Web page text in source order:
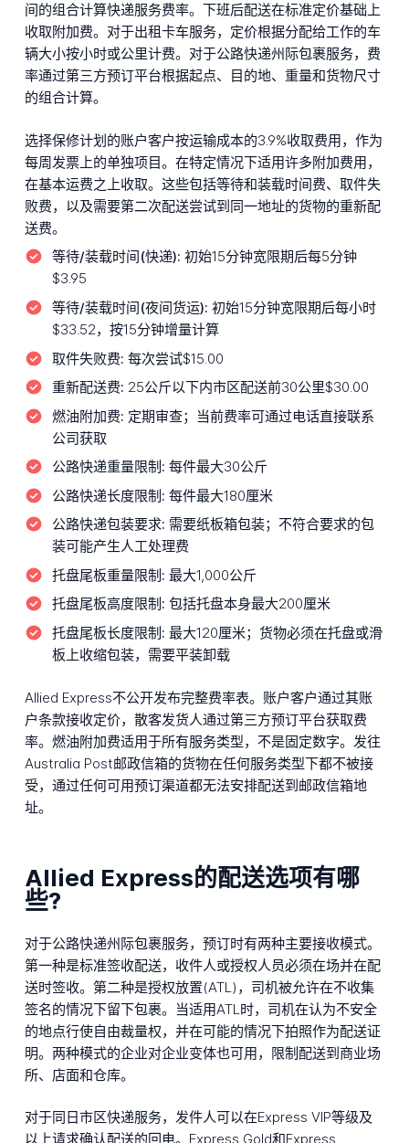
间的组合计算快递服务费率。下班后配送在标准定价基础上
收取附加费。对于出租卡车服务，定价根据分配给工作的车
辆大小按小时或公里计费。对于公路快递州际包裹服务，费
率通过第三方预订平台根据起点、目的地、重量和货物尺寸
的组合计算。
选择保修计划的账户客户按运输成本的3.9%收取费用，作为
每周发票上的单独项目。在特定情况下适用许多附加费用，
在基本运费之上收取。这些包括等待和装载时间费、取件失
败费，以及需要第二次配送尝试到同一地址的货物的重新配
送费。
等待/装载时间(快递): 初始15分钟宽限期后每5分钟
$3.95
等待/装载时间(夜间货运): 初始15分钟宽限期后每小时
$33.52，按15分钟增量计算
取件失败费: 每次尝试$15.00
重新配送费: 25公斤以下内市区配送前30公里$30.00
燃油附加费: 定期审查；当前费率可通过电话直接联系
公司获取
公路快递重量限制: 每件最大30公斤
公路快递长度限制: 每件最大180厘米
公路快递包装要求: 需要纸板箱包装；不符合要求的包
装可能产生人工处理费
托盘尾板重量限制: 最大1,000公斤
托盘尾板高度限制: 包括托盘本身最大200厘米
托盘尾板长度限制: 最大120厘米；货物必须在托盘或滑
板上收缩包装，需要平装卸载
Allied Express不公开发布完整费率表。账户客户通过其账
户条款接收定价，散客发货人通过第三方预订平台获取费
率。燃油附加费适用于所有服务类型，不是固定数字。发往
Australia Post邮政信箱的货物在任何服务类型下都不被接
受，通过任何可用预订渠道都无法安排配送到邮政信箱地
址。
Allied Express的配送选项有哪
些?
对于公路快递州际包裹服务，预订时有两种主要接收模式。
第一种是标准签收配送，收件人或授权人员必须在场并在配
送时签收。第二种是授权放置(ATL)，司机被允许在不收集
签名的情况下留下包裹。当适用ATL时，司机在认为不安全
的地点行使自由裁量权，并在可能的情况下拍照作为配送证
明。两种模式的企业对企业变体也可用，限制配送到商业场
所、店面和仓库。
对于同日市区快递服务，发件人可以在Express VIP等级及
以上请求确认配送的回电。Express Gold和Express